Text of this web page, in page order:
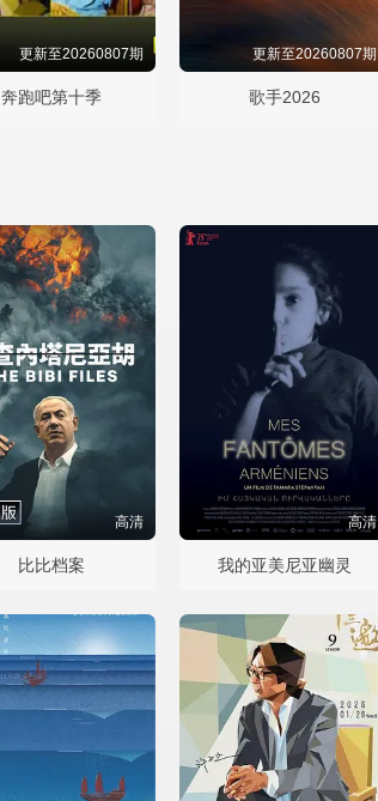
更新至20260807期
奔跑吧第十季
更新至20260807期
歌手2026
高清
比比档案
高清
我的亚美尼亚幽灵